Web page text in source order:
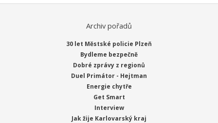
Archiv pořadů
30 let Městské policie Plzeň
Bydleme bezpečně
Dobré zprávy z regionů
Duel Primátor - Hejtman
Energie chytře
Get Smart
Interview
Jak žije Karlovarský kraj